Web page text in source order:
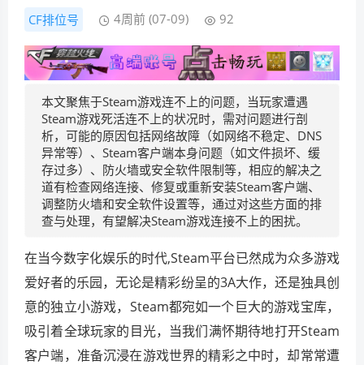
CF排位号 4周前 (07-09) 92
本文聚焦于Steam游戏连不上的问题，当玩家遭遇
Steam游戏死活连不上的状况时，需对问题进行剖
析，可能的原因包括网络故障（如网络不稳定、DNS
异常等）、Steam客户端本身问题（如文件损坏、缓
存过多）、防火墙或安全软件限制等，相应的解决之
道有检查网络连接、修复或重新安装Steam客户端、
调整防火墙和安全软件设置等，通过对这些方面的排
查与处理，有望解决Steam游戏连接不上的困扰。
在当今数字化娱乐的时代,Steam平台已然成为众多游戏
爱好者的乐园，无论是精彩纷呈的3A大作，还是独具创
意的独立小游戏，Steam都宛如一个巨大的游戏宝库，
吸引着全球玩家的目光，当我们满怀期待地打开Steam
客户端，准备沉浸在游戏世界的精彩之中时，却常常遭